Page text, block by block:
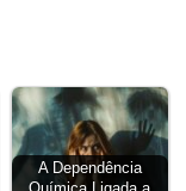
A Dependência